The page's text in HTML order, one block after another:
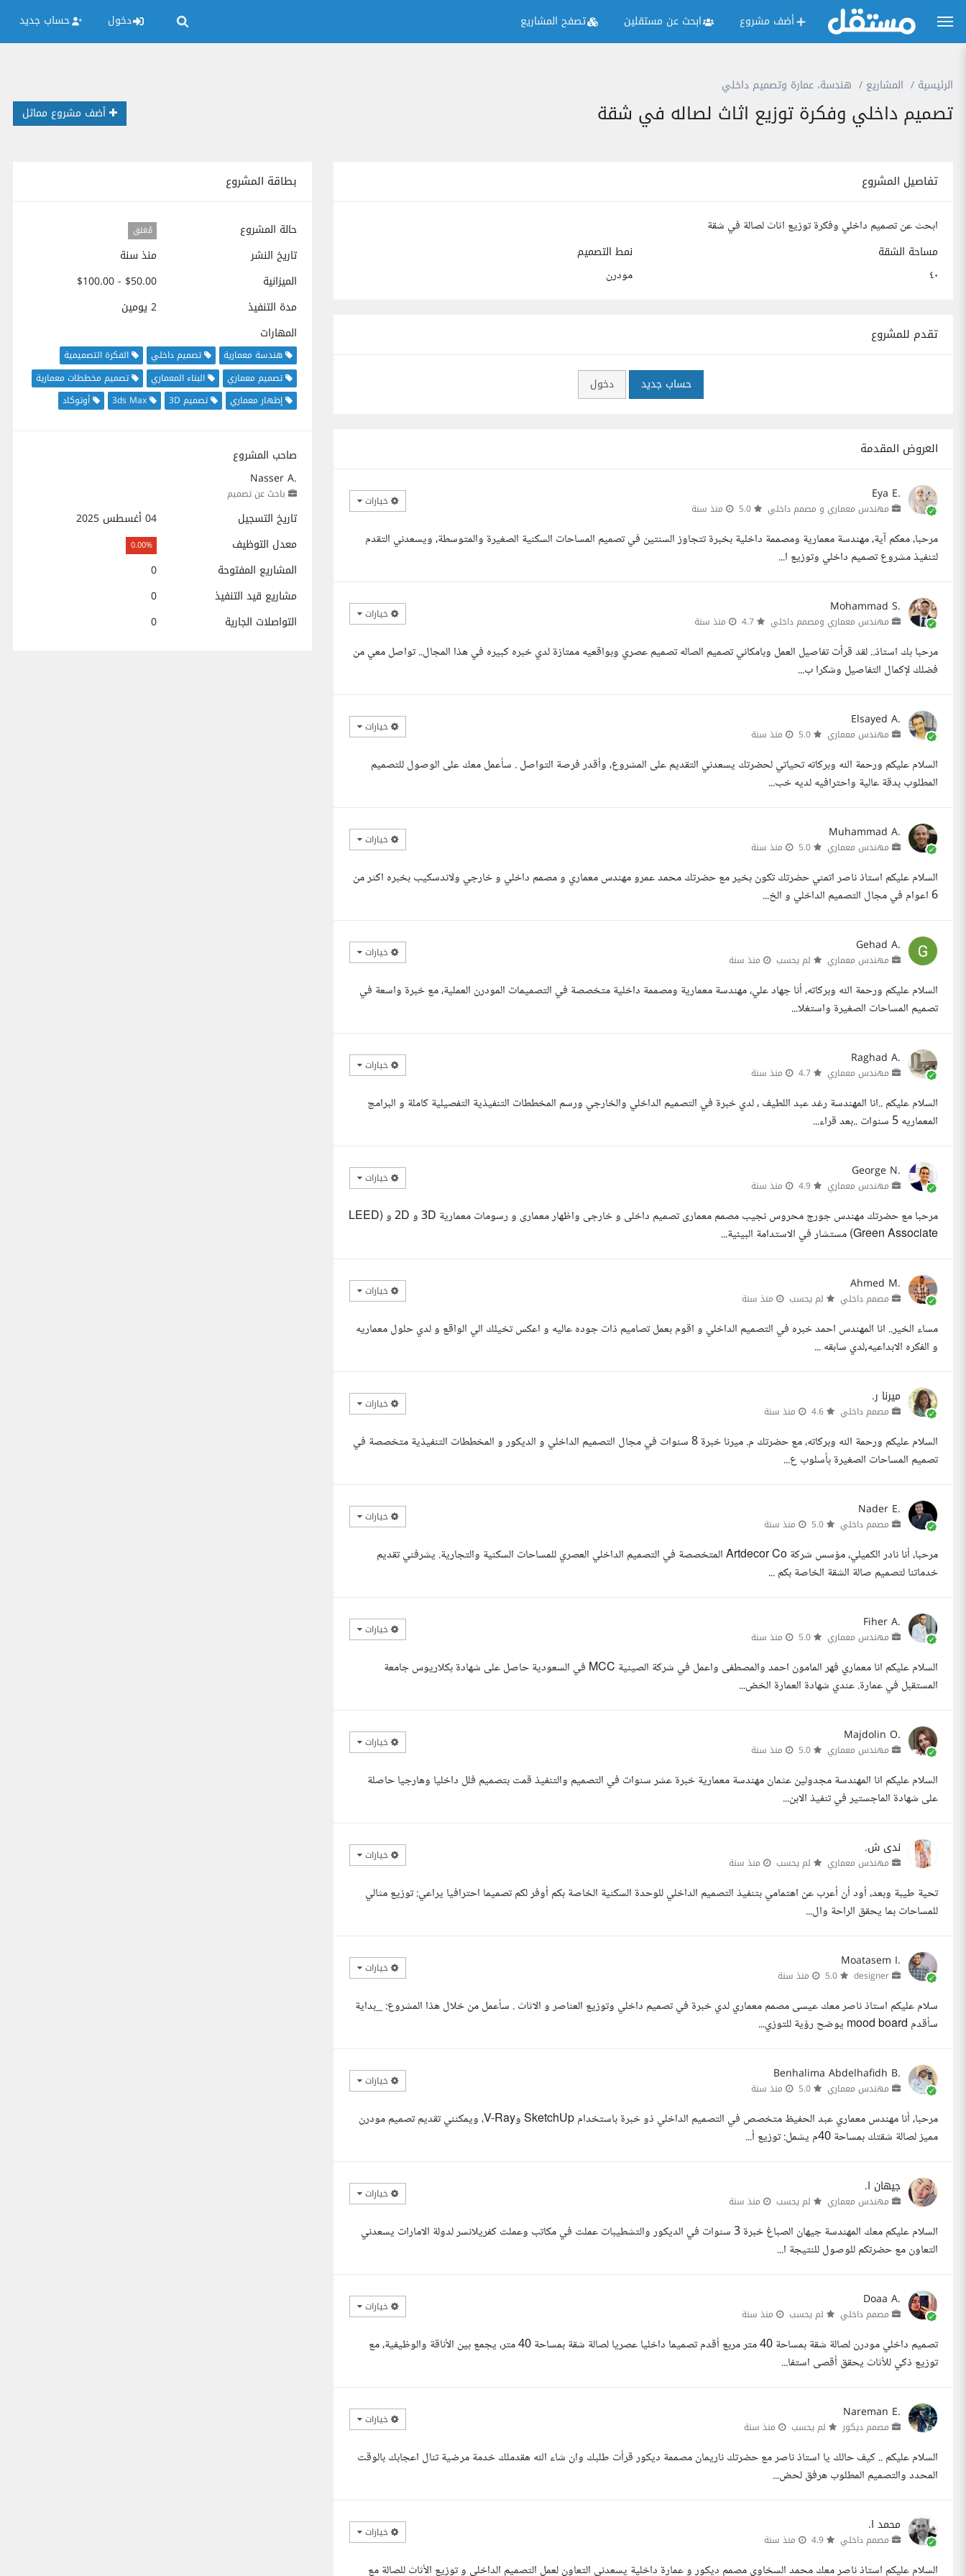
أضف مشروع ابحث عن مستقلين تصفح المشاريع دخول حساب جديد
الرئيسية المشاريع هندسة، عمارة وتصميم داخلي
تصميم داخلي وفكرة توزيع اثاث لصاله في شقة أضف مشروع مماثل
بطاقة المشروع
حالة المشروع مُغلق
تاريخ النشر
منذ سنة
الميزانية
$50.00 - $100.00
مدة التنفيذ
2 يومين
المهارات
هندسة معمارية تصميم داخلي
الفكرة التصميمية
تصميم معماري
البناء المعماري
تصميم مخططات معمارية
إظهار معماري
تصميم 3D 3ds Max أوتوكاد
صاحب المشروع
Nasser A.
باحث عن تصميم
تاريخ التسجيل
04 أغسطس 2025
معدل التوظيف
0.00%
المشاريع المفتوحة
0
مشاريع قيد التنفيذ
0
التواصلات الجارية
0
تفاصيل المشروع
ابحث عن تصميم داخلي وفكرة توزيع اثاث لصالة في شقة
مساحة الشقة
٤٠
نمط التصميم
مودرن
تقدم للمشروع
حساب جديد دخول
العروض المقدمة
Eya E.
مهندس معماري و مصمم داخلي منذ سنة خيارات
مرحبا، معكم آية، مهندسة معمارية ومصممة داخلية بخبرة تتجاوز السنتين في تصميم المساحات السكنية الصغيرة والمتوسطة، ويسعدني التقدم
لتنفيذ مشروع تصميم داخلي وتوزيع ا...
Mohammad S.
مهندس معماري ومصمم داخلي منذ سنة خيارات
مرحبا بك استاذ.. لقد قرأت تفاصيل العمل وبامكاني تصميم الصاله تصميم عصري وبواقعيه ممتازة لدي خبره كبيره في هذا المجال.. تواصل معي من
فضلك لإكمال التفاصيل وشكرا ب...
Elsayed A.
مهندس معماري منذ سنة خيارات
السلام عليكم ورحمة الله وبركاته تحياتي لحضرتك يسعدني التقديم على المشروع، وأقدر فرصة التواصل . سأعمل معك على الوصول للتصميم
المطلوب بدقة عالية واحترافيه لديه خب...
Muhammad A.
مهندس معماري منذ سنة خيارات
السلام عليكم استاذ ناصر اتمني حضرتك تكون بخير مع حضرتك محمد عمرو مهندس معماري و مصمم داخلي و خارجي ولاندسكيب بخبره اكثر من
6 اعوام في مجال التصميم الداخلي و الخ...
Gehad A.
مهندس معماري لم يحسب منذ سنة خيارات
السلام عليكم ورحمة الله وبركاته، أنا جهاد علي، مهندسة معمارية ومصممة داخلية متخصصة في التصميمات المودرن العملية، مع خبرة واسعة في
تصميم المساحات الصغيرة واستغلا...
Raghad A.
مهندس معماري منذ سنة خيارات
السلام عليكم ..انا المهندسة رغد عبد اللطيف ، لدي خبرة في التصميم الداخلي والخارجي ورسم المخططات التنفيذية التفصيلية كاملة و البرامج
المعماريه 5 سنوات ..بعد قراء...
George N.
مهندس معماري منذ سنة خيارات
مرحبا مع حضرتك مهندس جورج محروس نجيب مصمم معمارى تصميم داخلى و خارجى واظهار معمارى و رسومات معمارية 3D و 2D و (LEED
Green Associate) مستشار في الاستدامة البيئية...
Ahmed M.
مصمم داخلي لم يحسب منذ سنة خيارات
مساء الخير.. انا المهندس احمد خبره في التصميم الداخلي و اقوم بعمل تصاميم ذات جوده عاليه و اعكس تخيلك الي الواقع و لدي حلول معماريه
و الفكره الابداعيه,لدي سابقه ...
ميرنا ر.
مصمم داخلي منذ سنة خيارات
السلام عليكم ورحمة الله وبركاته، مع حضرتك م. ميرنا خبرة 8 سنوات في مجال التصميم الداخلي و الديكور و المخططات التنفيذية متخصصة في
تصميم المساحات الصغيرة بأسلوب ع...
Nader E.
مصمم داخلي منذ سنة خيارات
مرحبا، أنا نادر الكميلي، مؤسس شركة Artdecor Co المتخصصة في التصميم الداخلي العصري للمساحات السكنية والتجارية. يشرفني تقديم
خدماتنا لتصميم صالة الشقة الخاصة بكم ...
Fiher A.
مهندس معماري منذ سنة خيارات
السلام عليكم انا معماري فهر المامون احمد والمصطفى واعمل في شركة الصينية MCC في السعودية حاصل على شهادة بكلاريوس جامعة
المستقبل في عمارة. عندي شهادة العمارة الخض...
Majdolin O.
مهندس معماري منذ سنة خيارات
السلام عليكم انا المهندسة مجدولين عثمان مهندسة معمارية خبرة عشر سنوات في التصميم والتنفيذ قمت بتصميم فلل داخليا وهارجيا حاصلة
على شهادة الماجستير في تنفيذ الابن...
ندى ش.
مهندس معماري لم يحسب منذ سنة خيارات
تحية طيبة وبعد، أود أن أعرب عن اهتمامي بتنفيذ التصميم الداخلي للوحدة السكنية الخاصة بكم أوفر لكم تصميما احترافيا يراعي: توزيع مثالي
للمساحات بما يحقق الراحة وال...
Moatasem I.
منذ سنة خيارات
سلام عليكم استاذ ناصر معك عيسى مصمم معماري لدي خبرة في تصميم داخلي وتوزيع العناصر و الاثاث . سأعمل من خلال هذا المشروع: _بداية
سأقدم mood board يوضح رؤية للتوزي...
Benhalima Abdelhafidh B.
مهندس معماري منذ سنة خيارات
مرحبا، أنا مهندس معماري عبد الحفيظ متخصص في التصميم الداخلي ذو خبرة باستخدام SketchUp وV-Ray، ويمكنني تقديم تصميم مودرن
مميز لصالة شقتك بمساحة 40م يشمل: توزيع أ...
جيهان ا.
مهندس معماري لم يحسب منذ سنة خيارات
السلام عليكم معك المهندسة جيهان الصباغ خبرة 3 سنوات في الديكور والتشطيبات عملت في مكاتب وعملت كفريلانسر لدولة الامارات يسعدني
التعاون مع حضرتكم للوصول للنتيجة ا...
Doaa A.
مصمم داخلي لم يحسب منذ سنة خيارات
تصميم داخلي مودرن لصالة شقة بمساحة 40 متر مربع أقدم تصميما داخليا عصريا لصالة شقة بمساحة 40 متر، يجمع بين الأناقة والوظيفية، مع
توزيع ذكي للأثاث يحقق أقصى استفا...
Nareman E.
مصمم ديكور لم يحسب منذ سنة خيارات
السلام عليكم .. كيف حالك يا استاذ ناصر مع حضرتك ناريمان مصممة ديكور قرأت طلبك وان شاء الله هقدملك خدمة مرضية تنال اعجابك بالوقت
المحدد والتصميم المطلوب هرفق لحض...
محمد ا.
مصمم داخلي منذ سنة خيارات
السلام عليكم استاذ ناصر معك محمد السخاوى مصمم ديكور و عمارة داخلية يسعدنى التعاون لعمل التصميم الداخلى و توزيع الأثاث للصالة مع